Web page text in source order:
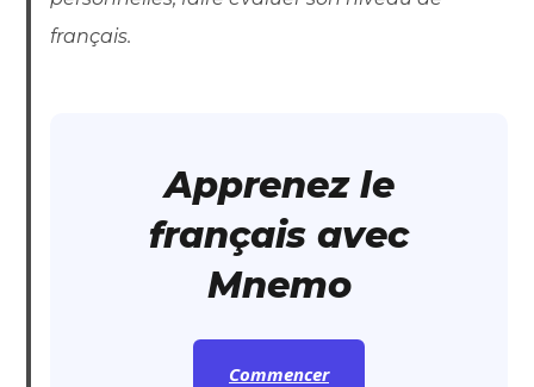
français.
Apprenez le
français avec
Mnemo
Commencer